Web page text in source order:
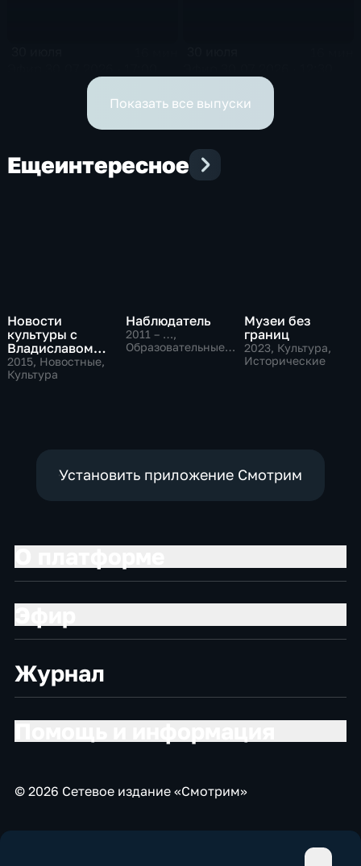
Показать все выпуски
Ещеинтересное
Новости
культуры с
Владиславом
Флярковским
2015, Новостные,
Культура
Наблюдатель
2011 – …,
Образовательные,
Музеи без
границ
2023, Культура,
Исторические
Установить приложение Смотрим
Журнал
© 2026 Сетевое издание «Смотрим»